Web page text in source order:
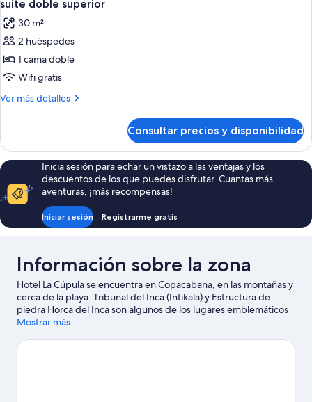
matrimonio
todas
las
fotos
de
suite
doble
suite doble superior
30 m²
2 huéspedes
1 cama doble
Wifi gratis
Ver más detalles
Más
doble
superior
Consultar precios y disponibilidad
Inicia sesión para echar un vistazo a las ventajas y los
descuentos de los que puedes disfrutar. Cuantas más
aventuras, ¡más recompensas!
Iniciar sesión Registrarme gratis
Información sobre la zona
Hotel La Cúpula se encuentra en Copacabana, en las montañas y
cerca de la playa. Tribunal del Inca (Intikala) y Estructura de
piedra Horca del Inca son algunos de los lugares emblemáticos
de la región, cuya belleza natural puedes admirar en Lago
Copacabana
Mostrar más